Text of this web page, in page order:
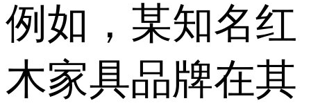
例如，某知名红
木家具品牌在其